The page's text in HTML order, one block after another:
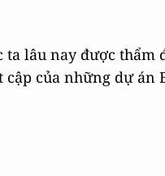
lâu nay được thẩm
của những dự án